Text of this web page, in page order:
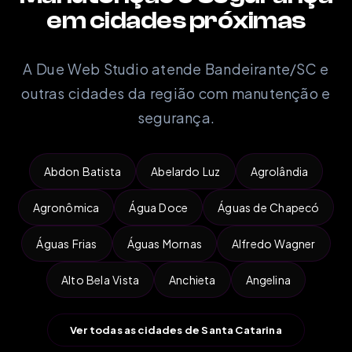
em cidades próximas
A Due Web Studio atende Bandeirante/SC e
outras cidades da região com manutenção e
segurança.
Abdon Batista Abelardo Luz Agrolândia
Agronômica Água Doce Águas de Chapecó
Águas Frias Águas Mornas Alfredo Wagner
Alto Bela Vista Anchieta Angelina
Ver todas as cidades de Santa Catarina